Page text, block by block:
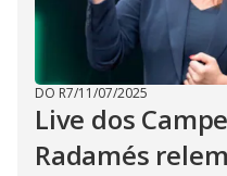
DO R7/11/07/2025
Live dos
Radamés